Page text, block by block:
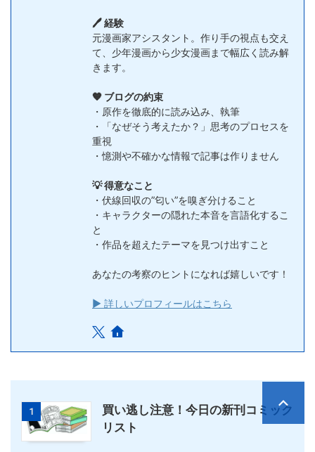
🖊️ 経験
元漫画家アシスタント。作り手の視点も交え
て、少年漫画から少女漫画まで幅広く読み解
きます。
🧡 ブログの約束
・原作を徹底的に読み込み、執筆
・「なぜそう考えたか？」思考のプロセスを
重視
・憶測や不確かな情報で記事は作りません
💡 得意なこと
・伏線回収の”匂い”を嗅ぎ分けること
・キャラクターの隠れた本音を言語化するこ
と
・作品を超えたテーマを見つけ出すこと
あなたの考察のヒントになれば嬉しいです！
▶ 詳しいプロフィールはこちら
1
買い逃し注意！今日の新刊コミック
リスト